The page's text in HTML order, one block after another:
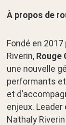
À propos de
Fondé en
Riverin, Rouge
une nouvelle
performants
et
enjeux. Leader
Nathaly